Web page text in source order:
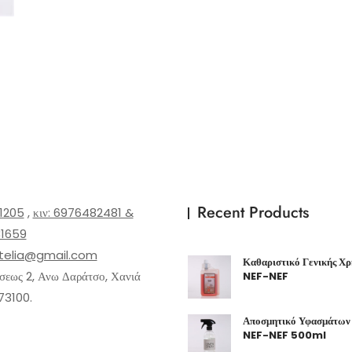
,κιν: 6976482481 &
2, Ανω Δαράτσο, Χανιά
Recent Products
Καθαριστικό Γενικής
NEF-NEF
Αποσμητικό Υφασμάτων
NEF-NEF 500ml